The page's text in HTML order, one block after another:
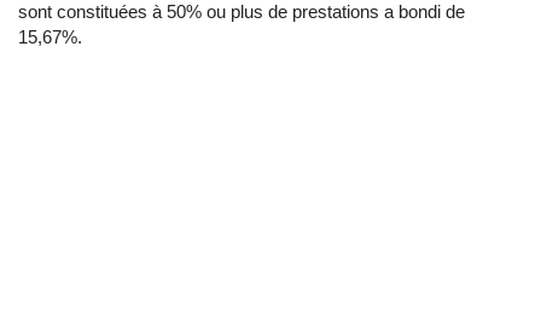
sont constituées à 50% ou plus de prestations a bondi de
15,67%.